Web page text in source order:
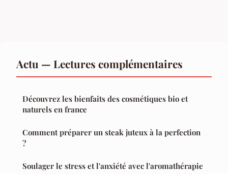
Actu — Lectures complémentaires
Découvrez les bienfaits des cosmétiques bio et
naturels en france
Comment préparer un steak juteux à la perfection
?
Soulager le stress et l'anxiété avec l'aromathérapie